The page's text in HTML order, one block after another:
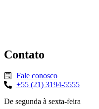
Contato
Fale conosco
+55 (21) 3194-5555
De segunda à sexta-feira